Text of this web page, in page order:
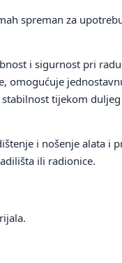
spreman za
i sigurnost pri
omogućuje
tijekom
i nošenje alata i
ili radionice.